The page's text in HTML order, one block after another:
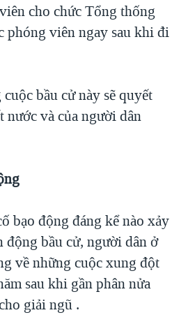
cho chức Tổng thống
phóng viên ngay sau khi đi
bầu cử này sẽ quyết
nước và của người dân
bạo động đáng kể nào xảy
bầu cử, người dân ở
về những cuộc xung đột
sau khi gần phân nửa
giải ngũ .